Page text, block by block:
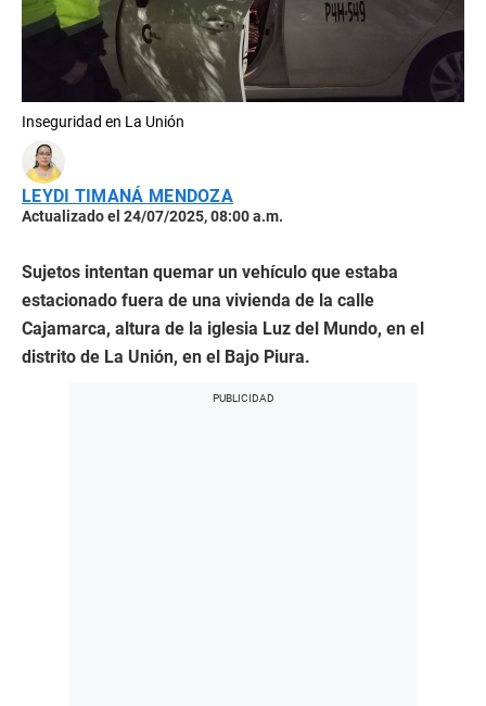
Inseguridad en La Unión
LEYDI TIMANÁ MENDOZA
Actualizado el 24/07/2025, 08:00 a.m.
Sujetos intentan quemar un vehículo que estaba
estacionado fuera de una vivienda de la calle
Cajamarca, altura de la iglesia Luz del Mundo, en el
distrito de La Unión, en el Bajo Piura.